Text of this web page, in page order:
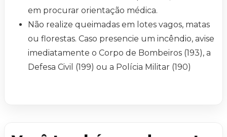
em procurar orientação médica.
Não realize queimadas em lotes vagos, matas
ou florestas. Caso presencie um incêndio, avise
imediatamente o Corpo de Bombeiros (193), a
Defesa Civil (199) ou a Polícia Militar (190)